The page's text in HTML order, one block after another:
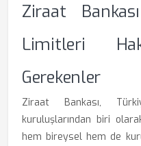
Ziraat
Limitleri
Gerekenler
Ziraat Bankası,
kuruluşlarından biri
hem bireysel hem de